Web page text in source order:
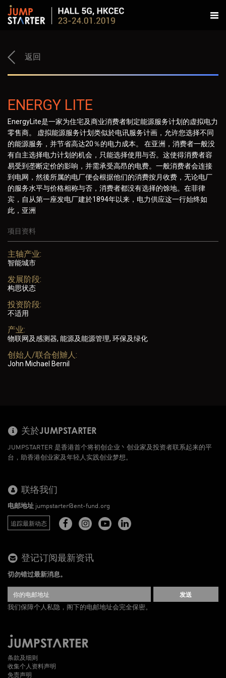
返回
ENERGY LITE
EnergyLite是一家为住宅及商业消费者制定能源服务计划的虚拟电力
零售商。 虚拟能源服务计划类似於电讯服务计画，允许您选择不同
的能源服务，并节省高达20％的电力成本。 在亚洲，消费者一般没
有自主选择电力计划的机会，只能选择使用与否。这使得消费者容
易受到垄断定价的影响，并需承受高昂的电费。一般消费者会连接
到电网，然後所属的电厂便会根据他们的消费按月收费，无论电厂
的服务水平与价格相称与否，消费者都没有选择的馀地。在菲律
宾，自从第一座发电厂建於1894年以来，电力供应这一行始终如
此，亚洲
项目资料
主轴产业:
智能城市
发展阶段:
构思状态
投资阶段:
不适用
产业:
物联网及感测器, 能源及能源管理, 环保及绿化
创始人/联合创辧人:
John Michael Bernil
关於JUMPSTARTER
JUMPSTARTER 是香港首个将初创企业丶创业家及投资者联系起来的平
台，助香港创业家及年轻人实践创业梦想。
联络我们
电邮地址 jumpstarter@ent-fund.org
追踪最新动态
登记订阅最新资讯
切勿错过最新消息。
发送
我们保障个人私隐，阁下的电邮地址会完全保密。
条款及细则
收集个人资料声明
免责声明